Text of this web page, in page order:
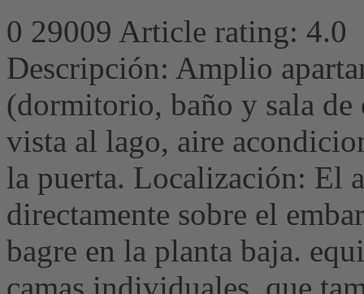
0 29009 Article rating: 4.0
Descripción: Amplio
(dormitorio, baño y sala de
vista al lago, aire
la puerta. Localización: El
directamente sobre el
bagre en la planta baja.
camas individuales, que